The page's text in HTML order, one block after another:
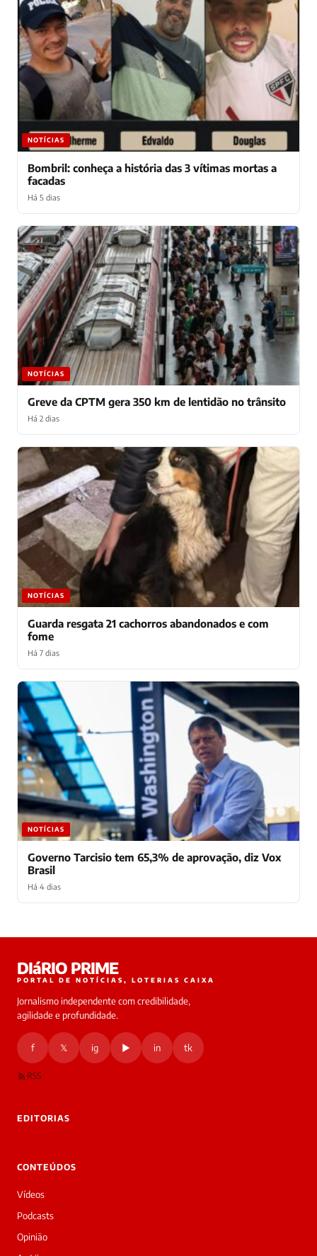
NOTÍCIAS
Bombril: conheça a história das 3 vítimas mortas a
facadas
Há 5 dias
NOTÍCIAS
Greve da CPTM gera 350 km de lentidão no trânsito
Há 2 dias
NOTÍCIAS
Guarda resgata 21 cachorros abandonados e com
fome
Há 7 dias
NOTÍCIAS
Governo Tarcisio tem 65,3% de aprovação, diz Vox
Brasil
Há 4 dias
online
Boa
Sou
a
daqui
DIáRIO PRIME
PORTAL DE NOTÍCIAS, LOTERIAS CAIXA
Jornalismo independente com credibilidade,
agilidade e profundidade.
f 𝕏 ig ▶ in tk
RSS
EDITORIAS
CONTEÚDOS
Vídeos
Podcasts
Opinião